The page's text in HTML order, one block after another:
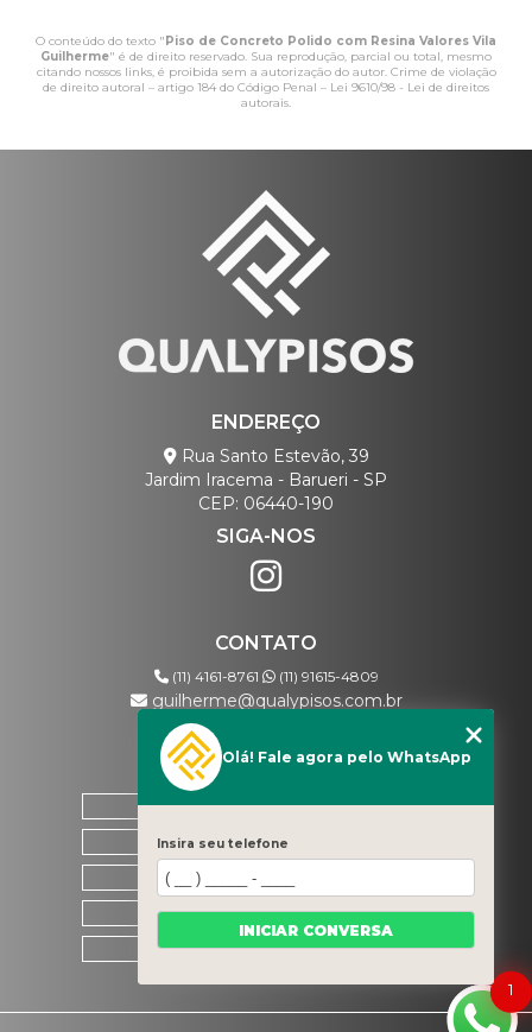
O conteúdo do texto "Piso de Concreto Polido com Resina Valores Vila
Guilherme" é de direito reservado. Sua reprodução, parcial ou total, mesmo
citando nossos links, é proibida sem a autorização do autor. Crime de violação
de direito autoral – artigo 184 do Código Penal – Lei 9610/98 - Lei de direitos
autorais.
ENDEREÇO
Rua Santo Estevão, 39
Jardim Iracema - Barueri - SP
CEP: 06440-190
SIGA-NOS
CONTATO
(11) 4161-8761 (11) 91615-4809
guilherme@qualypisos.com.br
HOME
QUEM SOMOS
CONTATO
CATEGORIAS
MAPA DO SITE
1
Olá! Fale agora pelo WhatsApp
Insira seu telefone
INICIAR CONVERSA